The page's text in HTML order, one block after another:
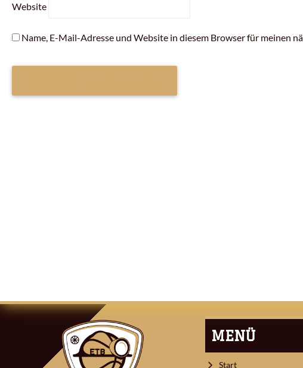
Website
Name, E-Mail-Adresse und Website in diesem Browser für meinen
MENÜ
Start